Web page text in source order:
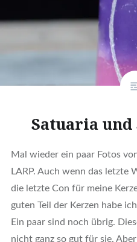
Satuaria und
Mal wieder ein paar Fotos
LARP. Auch wenn das letzte
die letzte Con für meine
guten Teil der Kerzen habe
Ein paar sind noch übrig.
nicht ganz so gut für sie.